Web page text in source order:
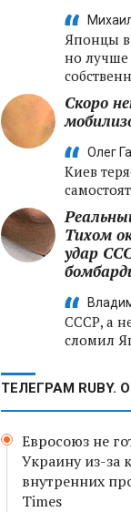
Японцы в
но
Скоро
Олег
Киев
Тихом
удар
СССР, а
сломил
ТЕЛЕГРАМ RUBY.
Евросоюз не
Украину из-за
внутренних
Times